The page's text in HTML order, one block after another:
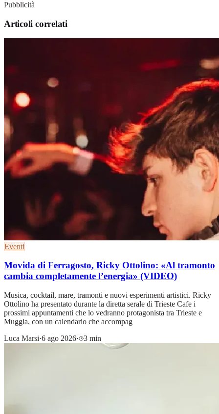
Pubblicità
Articoli correlati
Eventi
Movida di Ferragosto, Ricky Ottolino: «Al tramonto
cambia completamente l’energia» (VIDEO)
Musica, cocktail, mare, tramonti e nuovi esperimenti artistici. Ricky
Ottolino ha presentato durante la diretta serale di Trieste Cafe i
prossimi appuntamenti che lo vedranno protagonista tra Trieste e
Muggia, con un calendario che accompag
Luca Marsi·6 ago 2026· 3 min